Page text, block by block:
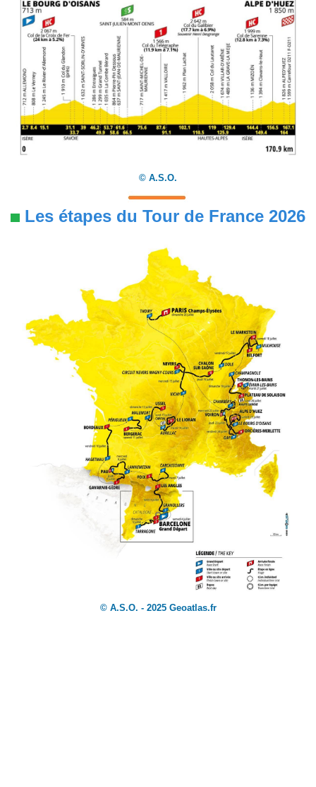
© A.S.O.
Les étapes du Tour de France 2026
© A.S.O. - 2025 Geoatlas.fr